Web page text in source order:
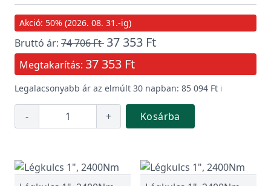
Akció: 50% (2026. 08. 31.-ig)
Bruttó ár: 74 706 Ft 37 353 Ft
Megtakarítás: 37 353 Ft
Legalacsonyabb ár az elmúlt 30 napban: 85 094 Ft ℹ️
- + Kosárba